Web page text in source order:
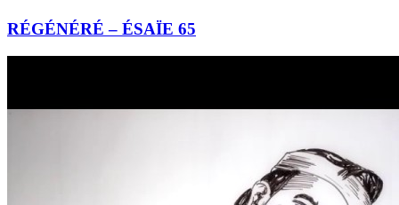
RÉGÉNÉRÉ – ÉSAÏE 65